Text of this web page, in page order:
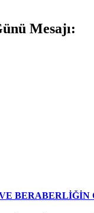
Mesajı:
BERABERLİĞİN